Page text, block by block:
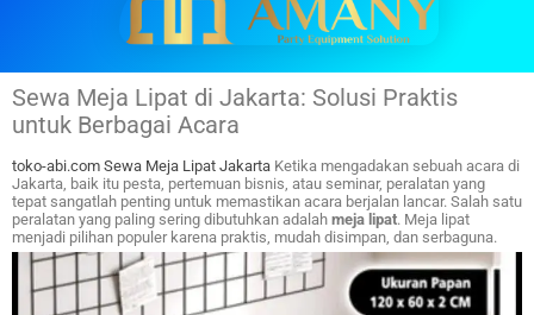
Sewa Meja Lipat di Jakarta: Solusi Praktis
untuk Berbagai Acara
toko-abi.com Sewa Meja Lipat Jakarta Ketika mengadakan sebuah acara di
Jakarta, baik itu pesta, pertemuan bisnis, atau seminar, peralatan yang
tepat sangatlah penting untuk memastikan acara berjalan lancar. Salah satu
peralatan yang paling sering dibutuhkan adalah meja lipat. Meja lipat
menjadi pilihan populer karena praktis, mudah disimpan, dan serbaguna.